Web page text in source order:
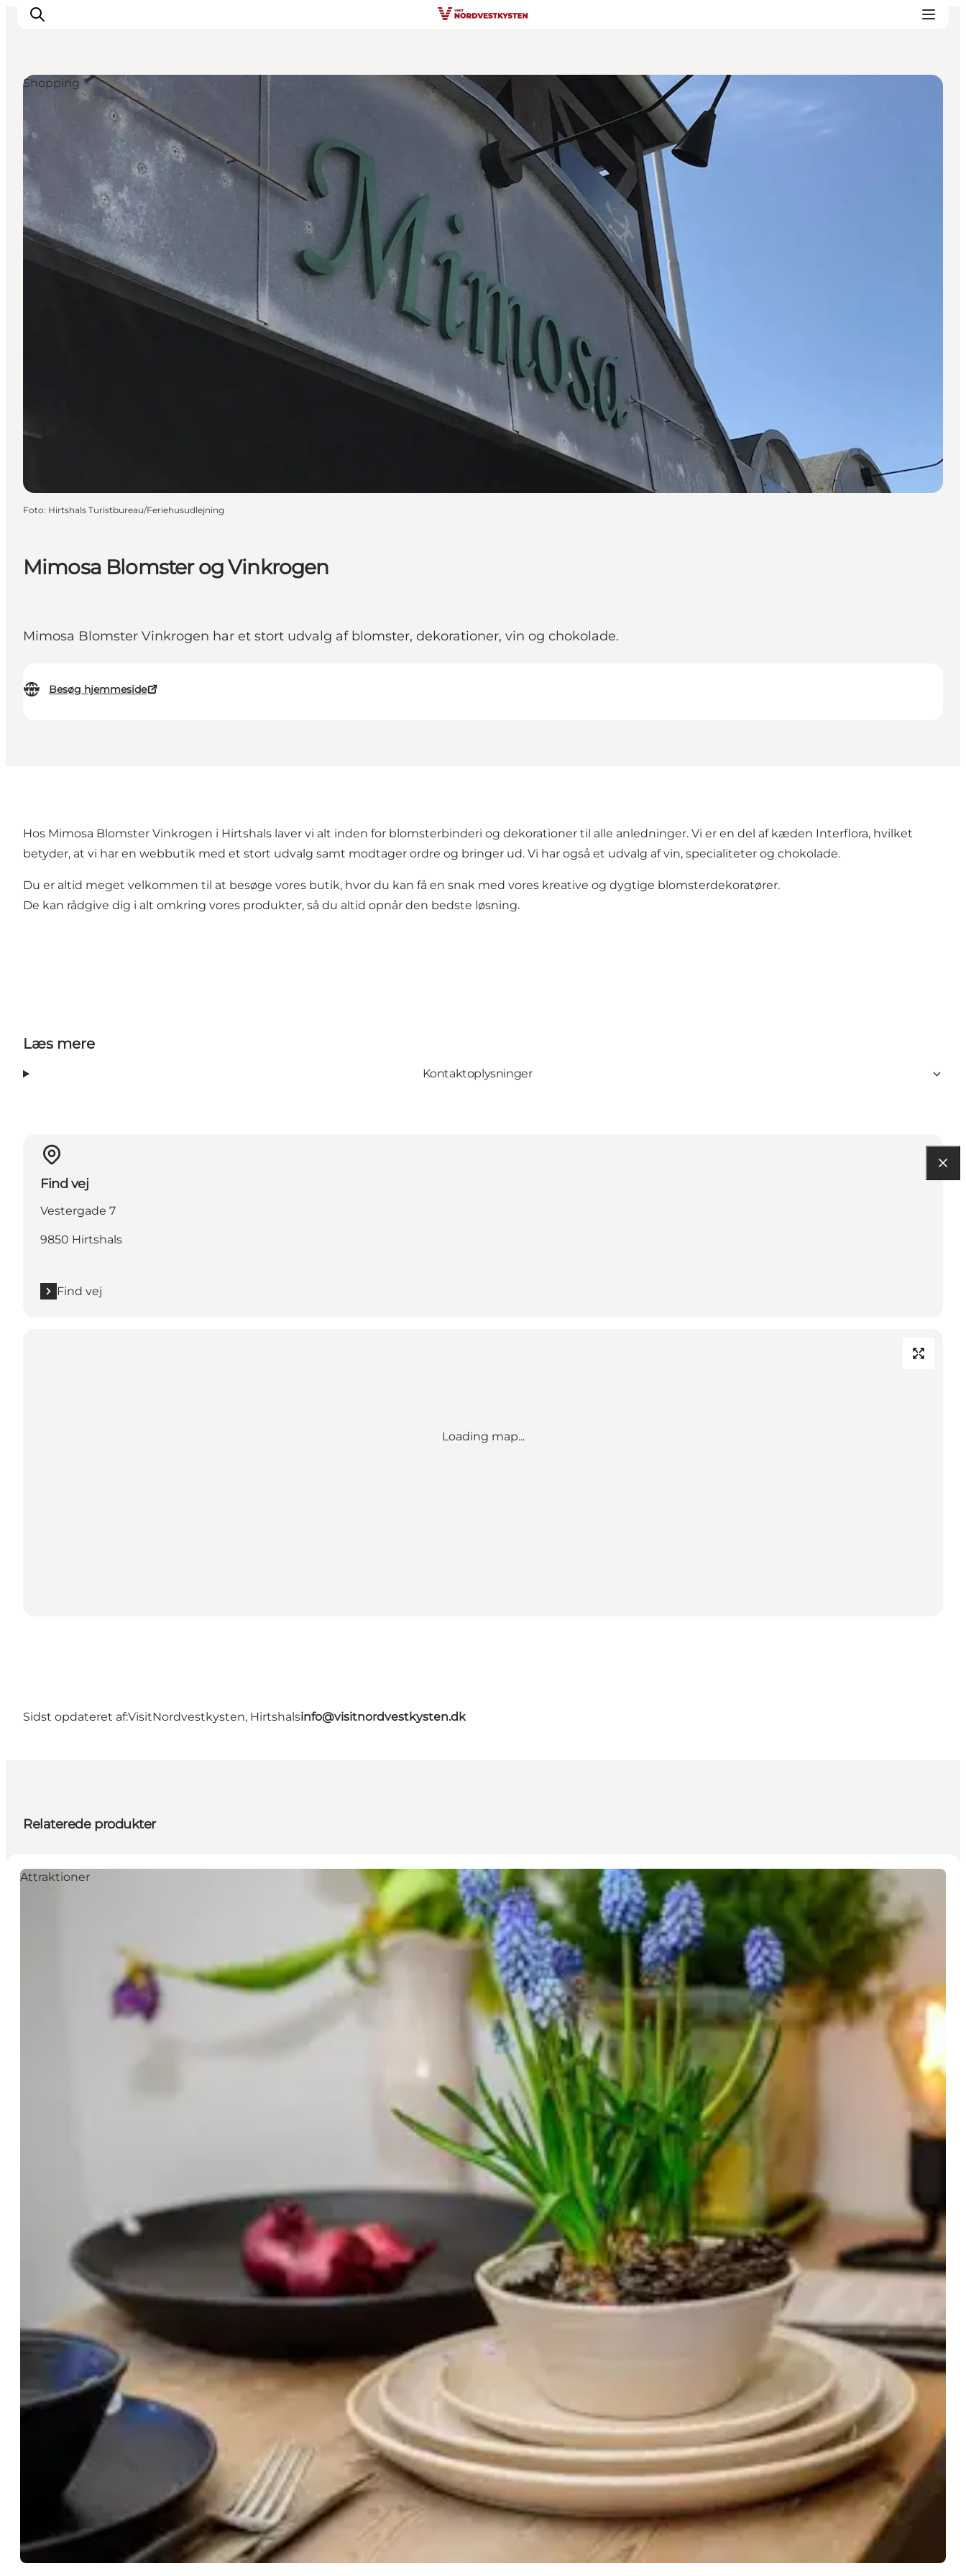
Inspiration
Handicapvenlig ferie
Events
Overnatning
Planlæg din ferie
Mimosa Blomster og Vinkrogen
Mimosa Blomster Vinkrogen har et stort udvalg af blomster, dekorationer, vin og chokolade.
Besøg hjemmeside
Shopping
Foto: Hirtshals Turistbureau/Feriehusudlejning
Hos Mimosa Blomster Vinkrogen i Hirtshals laver vi alt inden for blomsterbinderi og dekorationer til alle anledninger. Vi er en del af kæden Interflora, hvilket
betyder, at vi har en webbutik med et stort udvalg samt modtager ordre og bringer ud. Vi har også et udvalg af vin, specialiteter og chokolade.
Du er altid meget velkommen til at besøge vores butik, hvor du kan få en snak med vores kreative og dygtige blomsterdekoratører.
De kan rådgive dig i alt omkring vores produkter, så du altid opnår den bedste løsning.
Læs mere
Kontaktoplysninger
Find vej
Vestergade 7
9850 Hirtshals
Find vej
Loading map...
Sidst opdateret af:VisitNordvestkysten, Hirtshalsinfo@visitnordvestkysten.dk
Relaterede produkter
Attraktioner